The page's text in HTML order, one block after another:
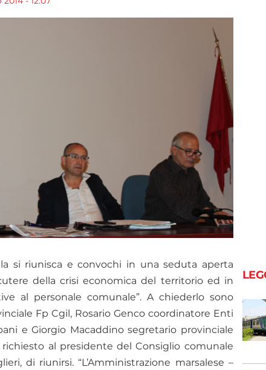
si riunisca e convochi in una seduta aperta
della crisi economica del territorio ed in
al personale comunale”. A chiederlo sono
Fp Cgil, Rosario Genco coordinatore Enti
e Giorgio Macaddino segretario provinciale
al presidente del Consiglio comunale
di riunirsi. “L’Amministrazione marsalese –